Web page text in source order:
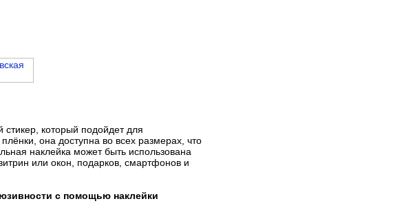
стикер, который подойдет для
она доступна во всех размерах, что
наклейка может быть использована
или окон, подарков, смартфонов и
с помощью наклейки